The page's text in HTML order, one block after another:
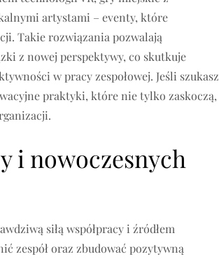
artystami – eventy, które
Takie rozwiązania pozwalają
z nowej perspektywy, co skutkuje
w pracy zespołowej. Jeśli szukasz
praktyki, które nie tylko zaskoczą,
i nowoczesnych
siłą współpracy i źródłem
zespół oraz zbudować pozytywną